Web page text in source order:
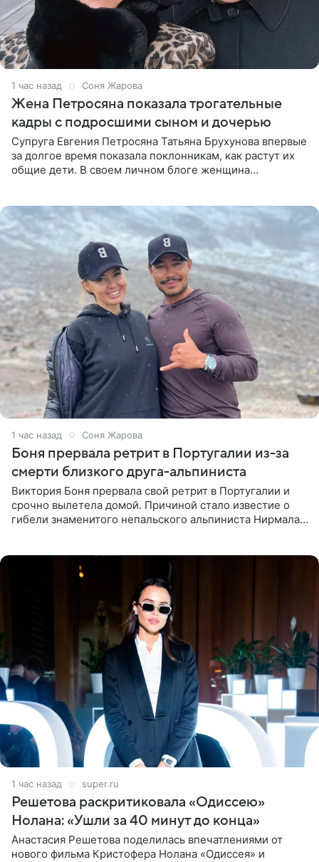
1 час назад Соня Жарова
Жена Петросяна показала трогательные
кадры с подросшими сыном и дочерью
Супруга Евгения Петросяна Татьяна Брухунова впервые
за долгое время показала поклонникам, как растут их
общие дети. В своем личном блоге женщина
1 час назад Соня Жарова
Боня прервала ретрит в Португалии из-за
смерти близкого друга-альпиниста
Виктория Боня прервала свой ретрит в Португалии и
срочно вылетела домой. Причиной стало известие о
гибели знаменитого непальского альпиниста Нирмала
1 час назад super.ru
Решетова раскритиковала «Одиссею»
Нолана: «Ушли за 40 минут до конца»
Анастасия Решетова поделилась впечатлениями от
нового фильма Кристофера Нолана «Одиссея» и